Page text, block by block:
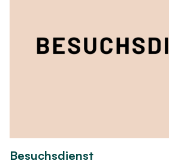
Besuchsdienst